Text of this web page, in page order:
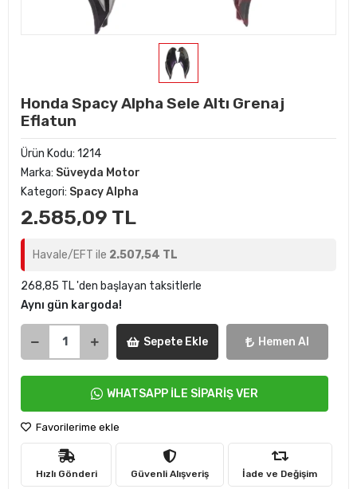
Honda Spacy Alpha Sele Altı Grenaj
Eflatun
Ürün Kodu: 1214
Marka: Süveyda Motor
Kategori: Spacy Alpha
2.585,09 TL
Havale/EFT ile 2.507,54 TL
268,85 TL 'den başlayan taksitlerle
Aynı gün kargoda!
Sepete Ekle Hemen Al
WHATSAPP İLE SİPARİŞ VER
Favorilerime ekle
Hızlı Gönderi Güvenli Alışveriş İade ve Değişim